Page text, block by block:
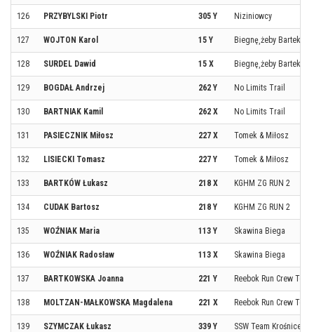
126 PRZYBYLSKI Piotr 305 Y Niziniowcy
127 WOJTON Karol 15 Y Biegnę¸żeby Bartek
128 SURDEL Dawid 15 X Biegnę¸żeby Bartek
129 BOGDAŁ Andrzej 262 Y No Limits Trail
130 BARTNIAK Kamil 262 X No Limits Trail
131 PASIECZNIK Miłosz 227 X Tomek & Miłosz
132 LISIECKI Tomasz 227 Y Tomek & Miłosz
133 BARTKÓW Łukasz 218 X KGHM ZG RUN 2
134 CUDAK Bartosz 218 Y KGHM ZG RUN 2
135 WOŹNIAK Maria 113 Y Skawina Biega
136 WOŹNIAK Radosław 113 X Skawina Biega
137 BARTKOWSKA Joanna 221 Y Reebok Run Crew Toruń
138 MOLTZAN-MAŁKOWSKA Magdalena 221 X Reebok Run Crew Toruń
139 SZYMCZAK Łukasz 339 Y SSW Team Krośnice